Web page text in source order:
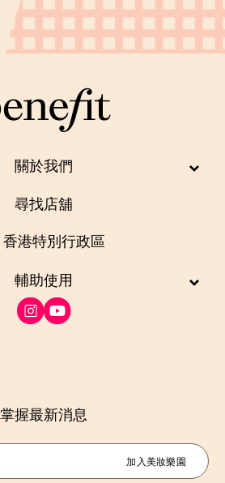
關於我們
尋找店舖
香港特別行政區
輔助使用
掌握最新消息
加入美妝樂園